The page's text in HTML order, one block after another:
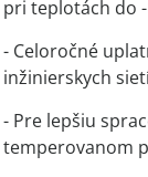
pri teplotách do -
- Celoročné
inžinierskych
- Pre lepšiu
temperovanom